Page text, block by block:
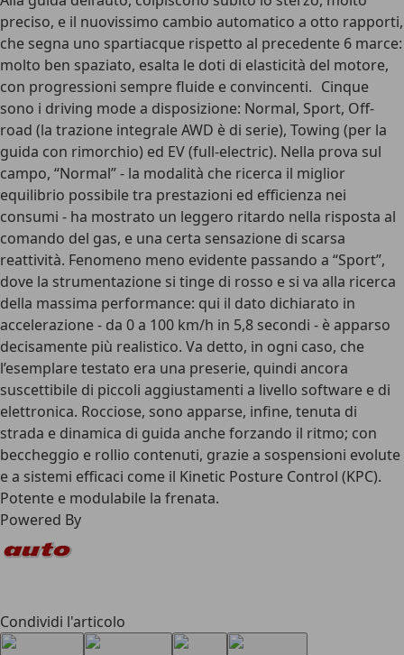
preciso, e il nuovissimo cambio automatico a otto rapporti,
che segna uno spartiacque rispetto al precedente 6 marce:
molto ben spaziato, esalta le doti di elasticità del motore,
con progressioni sempre fluide e convincenti. Cinque
sono i driving mode a disposizione: Normal, Sport, Off-
road (la trazione integrale AWD è di serie), Towing (per la
guida con rimorchio) ed EV (full-electric). Nella prova sul
campo, “Normal” - la modalità che ricerca il miglior
equilibrio possibile tra prestazioni ed efficienza nei
consumi - ha mostrato un leggero ritardo nella risposta al
comando del gas, e una certa sensazione di scarsa
reattività. Fenomeno meno evidente passando a “Sport”,
dove la strumentazione si tinge di rosso e si va alla ricerca
della massima performance: qui il dato dichiarato in
accelerazione - da 0 a 100 km/h in 5,8 secondi - è apparso
decisamente più realistico. Va detto, in ogni caso, che
l’esemplare testato era una preserie, quindi ancora
suscettibile di piccoli aggiustamenti a livello software e di
elettronica. Rocciose, sono apparse, infine, tenuta di
strada e dinamica di guida anche forzando il ritmo; con
beccheggio e rollio contenuti, grazie a sospensioni evolute
e a sistemi efficaci come il Kinetic Posture Control (KPC).
Potente e modulabile la frenata.
Powered By
Condividi l'articolo